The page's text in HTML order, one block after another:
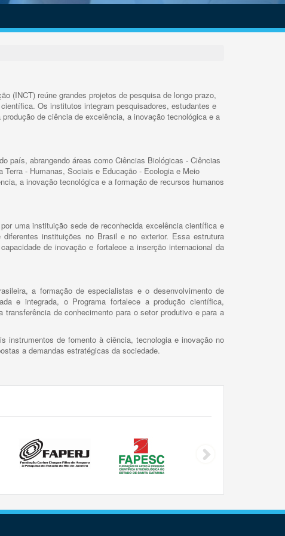
(INCT) reúne grandes projetos de pesquisa de longo prazo,
Os institutos integram pesquisadores, estudantes e
de ciência de excelência, a inovação tecnológica e a
país, abrangendo áreas como Ciências Biológicas - Ciências
- Humanas, Sociais e Educação - Ecologia e Meio
a inovação tecnológica e a formação de recursos humanos
uma instituição sede de reconhecida excelência científica e
instituições no Brasil e no exterior. Essa estrutura
de inovação e fortalece a inserção internacional da
a formação de especialistas e o desenvolvimento de
e integrada, o Programa fortalece a produção científica,
de conhecimento para o setor produtivo e para a
instrumentos de fomento à ciência, tecnologia e inovação no
a demandas estratégicas da sociedade.